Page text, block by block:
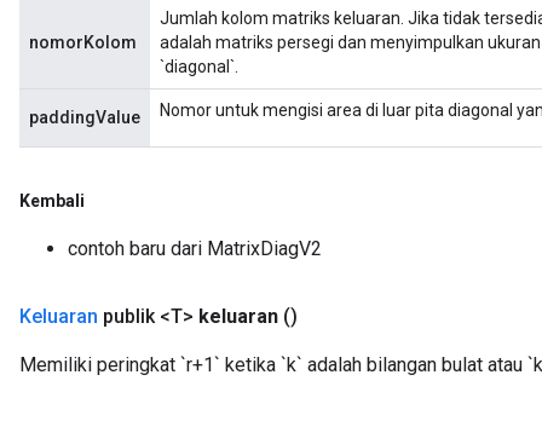
nomorKolom
Jumlah kolom matriks keluaran. Jika tidak
adalah matriks persegi dan menyimpulkan
`diagonal`.
paddingValue Nomor untuk mengisi area di luar pita diagonal
Kembali
contoh baru dari MatrixDiagV2
Keluaran publik <T> keluaran ()
Memiliki peringkat `r+1` ketika `k` adalah bilangan bulat atau